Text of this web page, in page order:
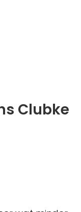
Clubke